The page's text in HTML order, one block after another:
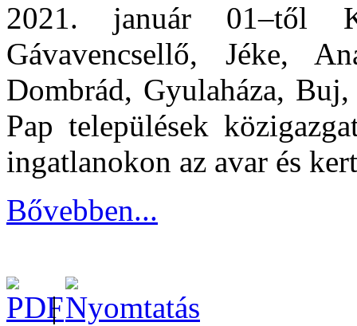
2021. január 01–től
Gávavencsellő, Jéke,
Dombrád, Gyulaháza,
Pap települések
ingatlanokon az avar és
Bővebben...
|